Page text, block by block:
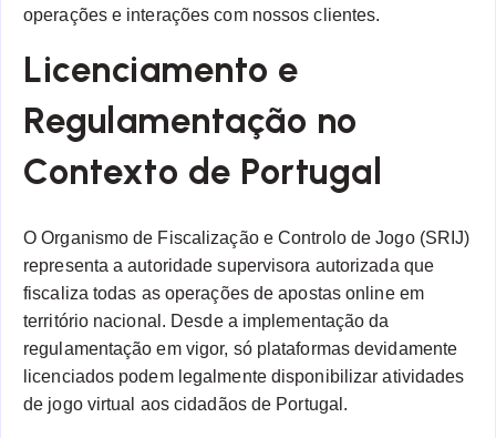
operações e interações com nossos clientes.
Licenciamento e
Regulamentação no
Contexto de Portugal
O Organismo de Fiscalização e Controlo de Jogo (SRIJ)
representa a autoridade supervisora autorizada que
fiscaliza todas as operações de apostas online em
território nacional. Desde a implementação da
regulamentação em vigor, só plataformas devidamente
licenciados podem legalmente disponibilizar atividades
de jogo virtual aos cidadãos de Portugal.